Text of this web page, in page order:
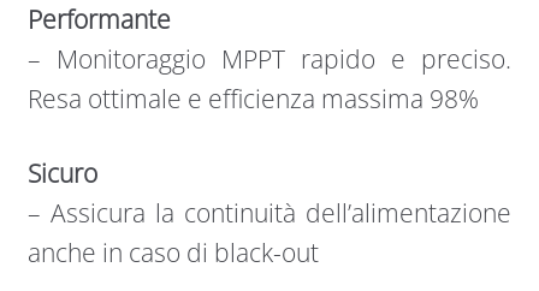
Performante
– Monitoraggio MPPT rapido e preciso.
Resa ottimale e efficienza massima 98%
Sicuro
– Assicura la continuità dell’alimentazione
anche in caso di black-out